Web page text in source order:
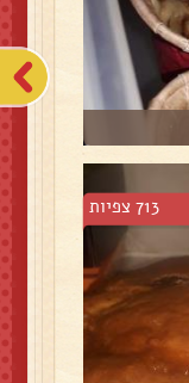
713 צפיות